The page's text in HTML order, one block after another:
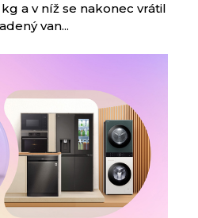
a v níž se nakonec vrátil
van...